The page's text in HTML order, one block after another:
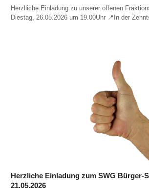
Herzlliche Einladung zu unserer offenen
Diestag, 26.05.2026 um 19.00Uhr 📍In der
Herzliche Einladung zum SWG Bürger-
21.05.2026